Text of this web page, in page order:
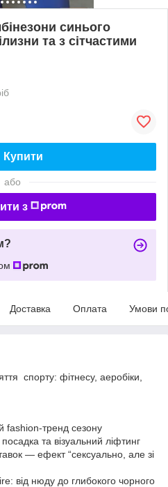
синього
та з сітчастими
Купити
або
з
Доставка Оплата Умови
спорту: фітнесу, аеробіки,
fashion-тренд сезону
та візуальний ліфтинг
— ефект “сексуально, але зі
від нюду до глибокого чорного